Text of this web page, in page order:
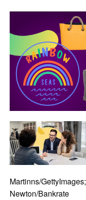
Martinns/
Newton/Bankrate